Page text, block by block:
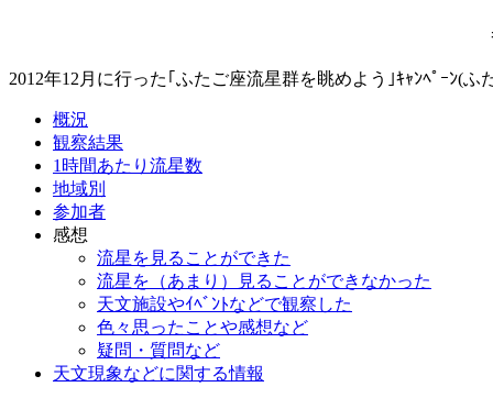
2012年12月に行った｢ふたご座流星群を眺めよう｣ｷｬﾝﾍﾟｰﾝ(
概況
観察結果
1時間あたり流星数
地域別
参加者
感想
流星を見ることができた
流星を（あまり）見ることができなかった
天文施設やｲﾍﾞﾝﾄなどで観察した
色々思ったことや感想など
疑問・質問など
天文現象などに関する情報